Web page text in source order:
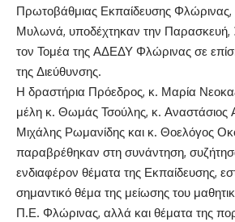
Πρωτοβάθμιας Εκπαίδευσης
Μυλωνά, υποδέχτηκαν την Παρασκευή,
τον Τομέα της ΑΔΕΔΥ Φλώρινας σε
της Διεύθυνσης.
Η δραστήρια Πρόεδρος, κ. Μαρία
μέλη κ. Θωμάς Τσούλης, κ. Αναστάσιος
Μιχάλης Ρωμανίδης και κ. Θοελόγος
παραβρέθηκαν στη συνάντηση,
ενδιαφέρον θέματα της Εκπαίδευσης,
σημαντικό θέμα της μείωσης του
Π.Ε. Φλώρινας, αλλά και θέματα της